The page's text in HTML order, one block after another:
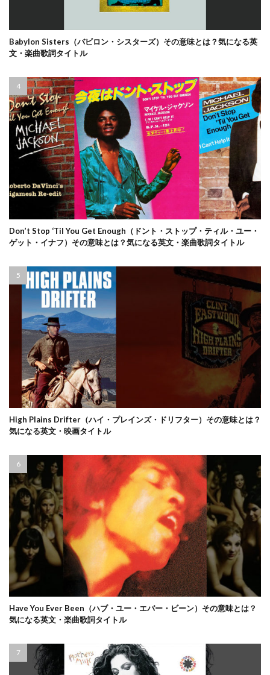
Babylon Sisters（バビロン・シスターズ）その意味とは？気になる英
文・楽曲歌詞タイトル
Don’t Stop ‘Til You Get Enough（ドント・ストップ・ティル・ユー・
ゲット・イナフ）その意味とは？気になる英文・楽曲歌詞タイトル
High Plains Drifter（ハイ・プレインズ・ドリフター）その意味とは？
気になる英文・映画タイトル
Have You Ever Been（ハブ・ユー・エバー・ビーン）その意味とは？
気になる英文・楽曲歌詞タイトル